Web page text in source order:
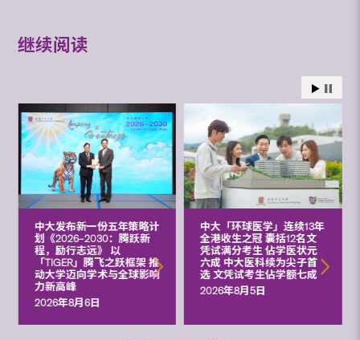
继续阅读
中大发布新一份五年策略计
划《2026‒2030：腾跃新
程，励行志远》 以
「TIGER」腾飞之跃框架 推
动大学迈向学术与全球影响
力新高峰
2026年8月6日
中大「环球医学」连续13年
全港收生之冠 囊括12名文
凭试满分考生 佔学医状元
六成 中大医科续为尖子首
选 文凭试考生佔学额七成
2026年8月5日